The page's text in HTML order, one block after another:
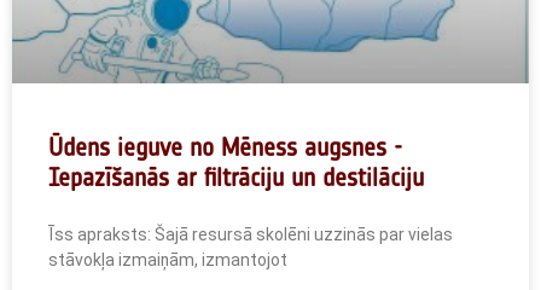
Ūdens ieguve no Mēness augsnes -
Iepazīšanās ar filtrāciju un destilāciju
Īss apraksts: Šajā resursā skolēni uzzinās par vielas
stāvokļa izmaiņām, izmantojot